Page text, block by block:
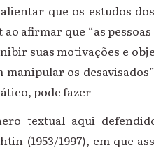
que os estudos
afirmar que “as
suas motivações e
manipular os
pode fazer
textual aqui
(1953/1997), em que